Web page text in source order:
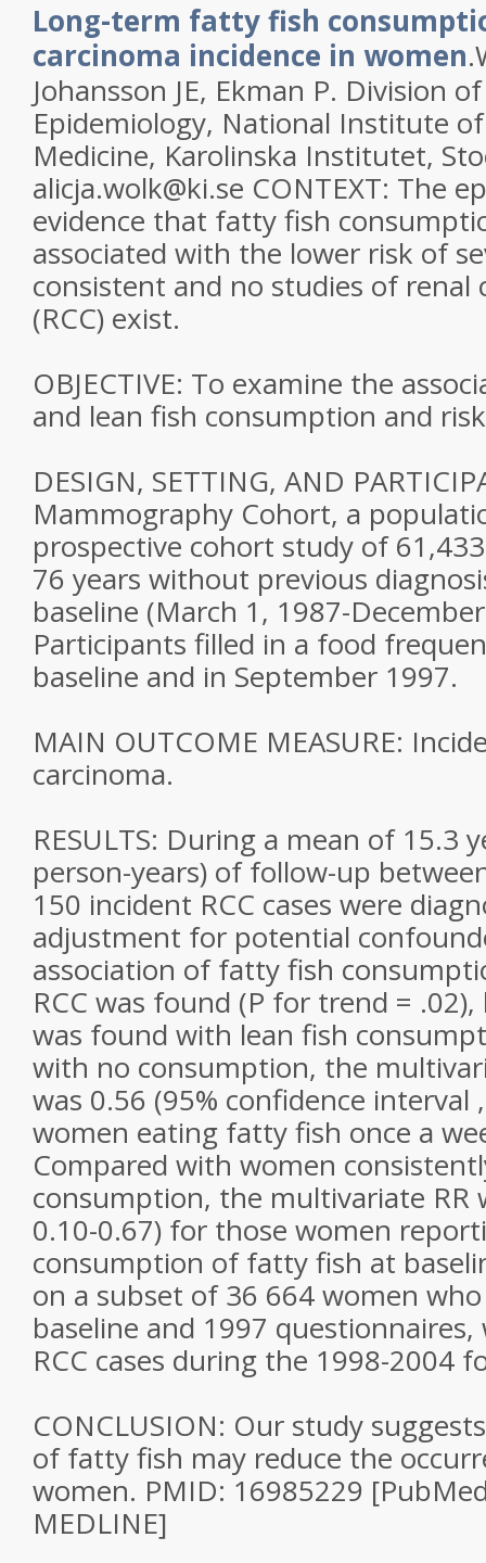
Long-term fatty fish
carcinoma incidence in women
Johansson JE, Ekman P. Division
Epidemiology, National Institute
Medicine, Karolinska Institutet,
alicja.wolk@ki.se CONTEXT: The
evidence that fatty fish
associated with the lower risk of
consistent and no studies of renal
(RCC) exist.
OBJECTIVE: To examine the
and lean fish consumption and
DESIGN, SETTING, AND
Mammography Cohort, a
prospective cohort study of
76 years without previous
baseline (March 1, 1987-
Participants filled in a food
baseline and in September 1997.
MAIN OUTCOME MEASURE:
carcinoma.
RESULTS: During a mean of 15.3
person-years) of follow-up
150 incident RCC cases were
adjustment for potential
association of fatty fish
RCC was found (P for trend =
was found with lean fish
with no consumption, the
was 0.56 (95% confidence interval
women eating fatty fish once a
Compared with women
consumption, the multivariate RR
0.10-0.67) for those women
consumption of fatty fish at
on a subset of 36 664 women
baseline and 1997
RCC cases during the 1998-2004
CONCLUSION: Our study
of fatty fish may reduce the
women. PMID: 16985229
MEDLINE]